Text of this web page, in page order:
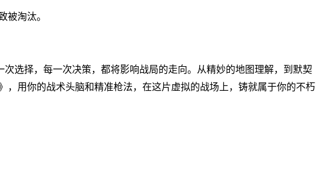
被淘汰。
选择，每一次决策，都将影响战局的走向。从精妙的地图理解，到默契
用你的战术头脑和精准枪法，在这片虚拟的战场上，铸就属于你的不朽